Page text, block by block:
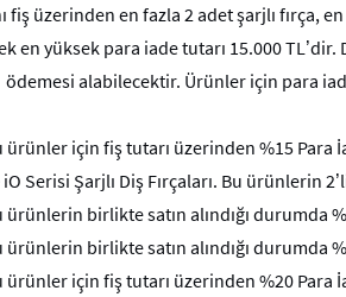
fiş üzerinden en fazla 2 adet şarjlı fırça,
en yüksek para iade tutarı 15.000
ödemesi alabilecektir. Ürünler için para
ürünler için fiş tutarı üzerinden %15 Para
iO Serisi Şarjlı Diş Fırçaları. Bu ürünlerin
ürünlerin birlikte satın alındığı durumda
ürünlerin birlikte satın alındığı durumda
ürünler için fiş tutarı üzerinden %20 Para